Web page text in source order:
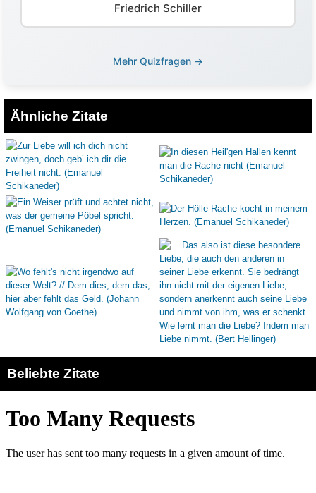
Friedrich Schiller
Mehr Quizfragen →
Ähnliche Zitate
Beliebte Zitate